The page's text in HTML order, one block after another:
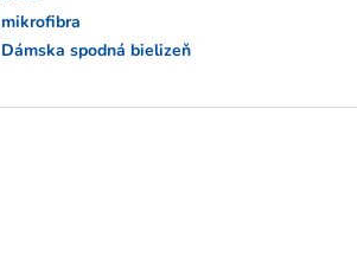
mikrofibra
Dámska spodná bielizeň